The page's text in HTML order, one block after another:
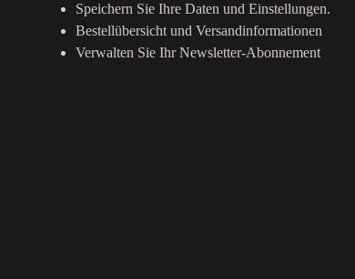
Speichern Sie Ihre Daten und Einstellungen.
Bestellübersicht und Versandinformationen
Verwalten Sie Ihr Newsletter-Abonnement